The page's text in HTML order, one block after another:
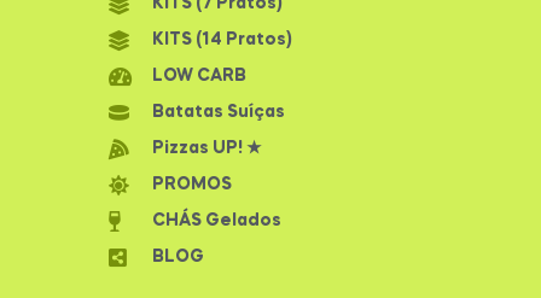
KITS (14 Pratos)
LOW CARB
Batatas Suíças
Pizzas UP! ★
PROMOS
CHÁS Gelados
BLOG